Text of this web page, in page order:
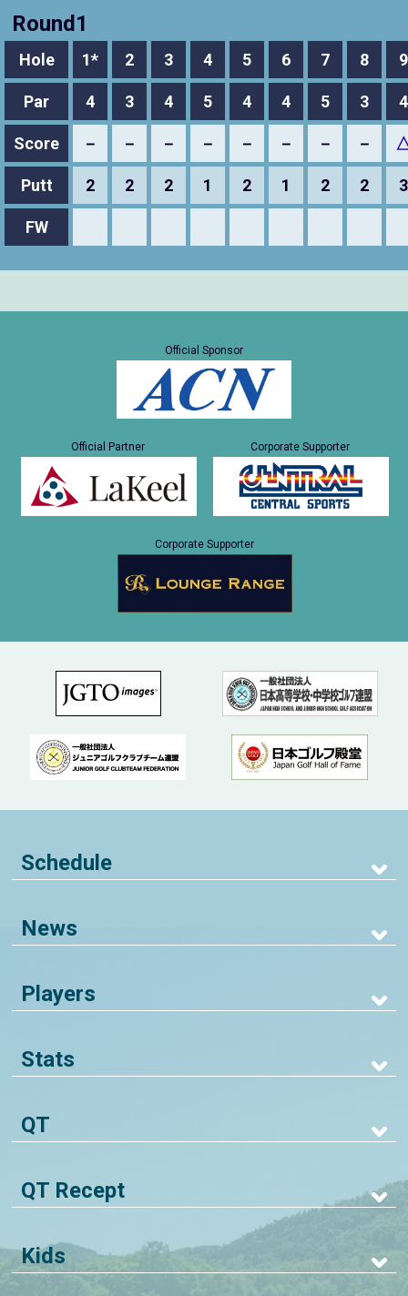
Round1
Hole 1* 2 3 4 5 6 7 8 9
Par 4 3 4 5 4 4 5 3 4
Score － － － － － － － －
Putt 2 2 2 1 2 1 2 2 3
FW
Official Sponsor
Official Partner Corporate Supporter
Corporate Supporter
Schedule
News
Players
Stats
QT
QT Recept
Kids